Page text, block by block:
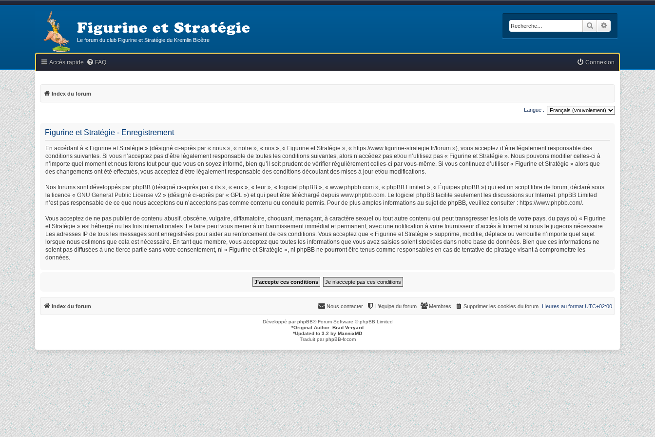
Figurine et Stratégie
Le forum du club Figurine et Stratégie du Kremlin Bicêtre
Rechercher
Accès rapide FAQ Connexion
Index du forum
Langue :
Figurine et Stratégie - Enregistrement
En accédant à « Figurine et Stratégie » (désigné ci-après par « nous », « notre », « nos », « Figurine et Stratégie », « https://www.figurine-strategie.fr/forum »), vous acceptez d’être légalement responsable des
conditions suivantes. Si vous n’acceptez pas d’être légalement responsable de toutes les conditions suivantes, alors n’accédez pas et/ou n’utilisez pas « Figurine et Stratégie ». Nous pouvons modifier celles-ci à
n’importe quel moment et nous ferons tout pour que vous en soyez informé, bien qu’il soit prudent de vérifier régulièrement celles-ci par vous-même. Si vous continuez d’utiliser « Figurine et Stratégie » alors que
des changements ont été effectués, vous acceptez d’être légalement responsable des conditions découlant des mises à jour et/ou modifications.
Nos forums sont développés par phpBB (désigné ci-après par « ils », « eux », « leur », « logiciel phpBB », « www.phpbb.com », « phpBB Limited », « Équipes phpBB ») qui est un script libre de forum, déclaré sous
la licence « GNU General Public License v2 » (désigné ci-après par « GPL ») et qui peut être téléchargé depuis www.phpbb.com . Le logiciel phpBB facilite seulement les discussions sur Internet. phpBB Limited
n’est pas responsable de ce que nous acceptons ou n’acceptons pas comme contenu ou conduite permis. Pour de plus amples informations au sujet de phpBB, veuillez consulter : https://www.phpbb.com/.
Vous acceptez de ne pas publier de contenu abusif, obscène, vulgaire, diffamatoire, choquant, menaçant, à caractère sexuel ou tout autre contenu qui peut transgresser les lois de votre pays, du pays où « Figurine
et Stratégie » est hébergé ou les lois internationales. Le faire peut vous mener à un bannissement immédiat et permanent, avec une notification à votre fournisseur d’accès à Internet si nous le jugeons nécessaire.
Les adresses IP de tous les messages sont enregistrées pour aider au renforcement de ces conditions. Vous acceptez que « Figurine et Stratégie » supprime, modifie, déplace ou verrouille n’importe quel sujet
lorsque nous estimons que cela est nécessaire. En tant que membre, vous acceptez que toutes les informations que vous avez saisies soient stockées dans notre base de données. Bien que ces informations ne
soient pas diffusées à une tierce partie sans votre consentement, ni « Figurine et Stratégie », ni phpBB ne pourront être tenus comme responsables en cas de tentative de piratage visant à compromettre les
données.
Index du forum Heures au format UTC+02:00
Supprimer les cookies du forum
Membres
L’équipe du forum
Nous contacter
Développé parphpBB® Forum Software © phpBB Limited
*Original Author: Brad Veryard
*Updated to 3.2 by MannixMD
Traduit parphpBB-fr.com